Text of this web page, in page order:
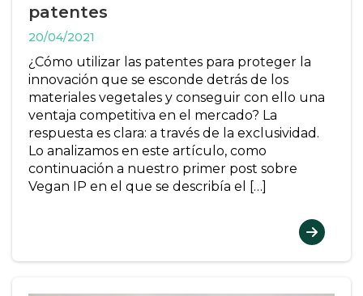
patentes
20/04/2021
¿Cómo utilizar las patentes para proteger la
innovación que se esconde detrás de los
materiales vegetales y conseguir con ello una
ventaja competitiva en el mercado? La
respuesta es clara: a través de la exclusividad.
Lo analizamos en este artículo, como
continuación a nuestro primer post sobre
Vegan IP en el que se describía el […]